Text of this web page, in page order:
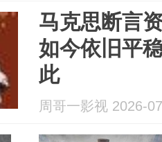
马克思断言
如今依旧平
此
周哥一影视 2026-